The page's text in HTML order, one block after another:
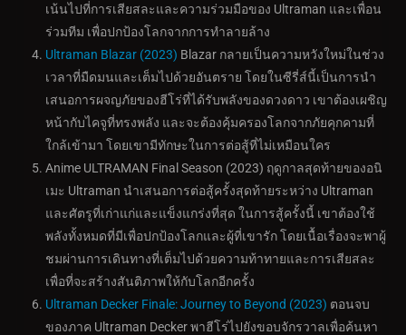
เน้นไปที่การเสียสละและความร่วมมือของ Ultraman และเพื่อน
ร่วมทีม เพื่อปกป้องโลกจากการทำลายล้าง
Ultraman Blazar (2023) Blazar กลายเป็นความหวังใหม่ในช่วง
เวลาที่มืดมนและเต็มไปด้วยอันตราย โดยในซีรี่ส์นี้เป็นการนำ
เสนอการผจญภัยของฮีโร่ที่ได้รับพลังของดวงดาว เขาต้องเผชิญ
หน้ากับไคจูที่ทรงพลัง และจะต้องคุ้มครองโลกจากภัยคุกคามที่
ใกล้เข้ามา โดยเขามีทักษะในการต่อสู้ที่ไม่เหมือนใคร
Anime ULTRAMAN Final Season (2023) ฤดูกาลสุดท้ายของอนิ
เมะ Ultraman นำเสนอการต่อสู้ครั้งสุดท้ายระหว่าง Ultraman
และศัตรูที่เก่าแก่และแข็งแกร่งที่สุด ในการสู้ครั้งนี้ เขาต้องใช้
พลังทั้งหมดที่มีเพื่อปกป้องโลกและผู้ที่เขารัก โดยเนื้อเรื่องจะพาผู้
ชมผ่านการเดินทางที่เต็มไปด้วยความท้าทายและการเสียสละ
เพื่อที่จะสร้างสันติภาพให้กับโลกอีกครั้ง
Ultraman Decker Finale: Journey to Beyond (2023) ตอนจบ
ของภาค Ultraman Decker พาฮีโร่ไปยังขอบจักรวาลเพื่อค้นหา